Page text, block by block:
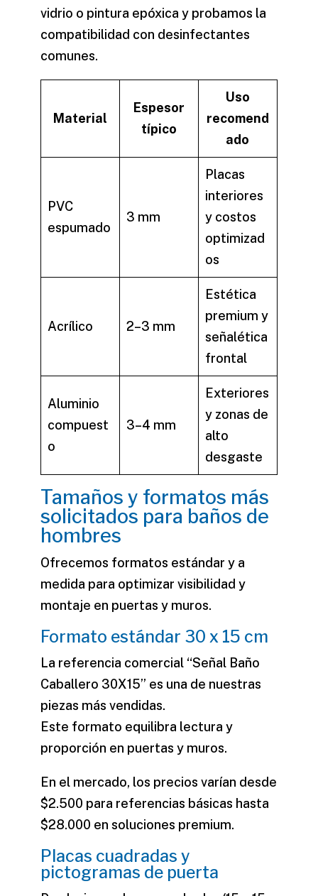
vidrio o pintura epóxica y probamos la
compatibilidad con desinfectantes
comunes.
Material
Espesor
típico
Uso
recomend
ado
PVC
espumado
3 mm
Placas
interiores
y costos
optimizad
os
Acrílico 2–3 mm
Estética
premium y
señalética
frontal
Aluminio
compuest
o
3–4 mm
Exteriores
y zonas de
alto
desgaste
Tamaños y formatos más
solicitados para baños de
hombres
Ofrecemos formatos estándar y a
medida para optimizar visibilidad y
montaje en puertas y muros.
Formato estándar 30 x 15 cm
La referencia comercial “Señal Baño
Caballero 30X15” es una de nuestras
piezas más vendidas.
Este formato equilibra lectura y
proporción en puertas y muros.
En el mercado, los precios varían desde
$2.500 para referencias básicas hasta
$28.000 en soluciones premium.
Placas cuadradas y
pictogramas de puerta